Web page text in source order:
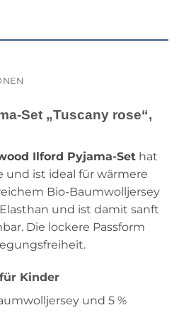
Set „Tuscany rose“,
Ilford Pyjama-Set hat
und ist ideal für wärmere
Bio-Baumwolljersey
und ist damit sanft
Die lockere Passform
Kinder
und 5 %